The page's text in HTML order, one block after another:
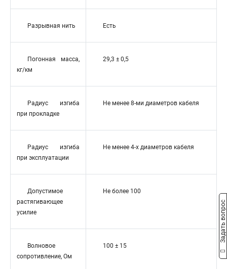
Разрывная нить Есть
Погонная масса,
кг/км
29,3 ± 0,5
Радиус изгиба
при прокладке
Не менее 8-ми диаметров кабеля
Радиус изгиба
при эксплуатации
Не менее 4-х диаметров кабеля
Допустимое
растягивающее
усилие
Не более 100
Волновое
сопротивление, Ом
100 ± 15
Задать вопрос